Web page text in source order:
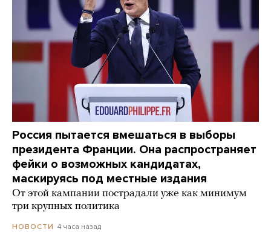
Россия пытается вмешаться в выборы
президента Франции. Она распространяет
фейки о возможных кандидатах,
маскируясь под местные издания
От этой кампании пострадали уже как минимум
три крупных политика
НОВОСТИ 4 часа назад